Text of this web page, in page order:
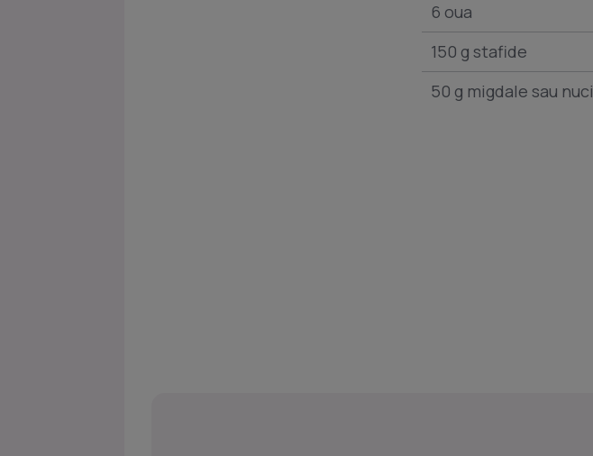
6 oua
150 g stafide
50 g migdale sau nuci